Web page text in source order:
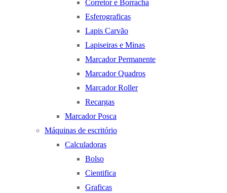
Corretor e Borracha
Esferograficas
Lapis Carvão
Lapiseiras e Minas
Marcador Permanente
Marcador Quadros
Marcador Roller
Recargas
Marcador Posca
Máquinas de escritório
Calculadoras
Bolso
Cientifica
Graficas